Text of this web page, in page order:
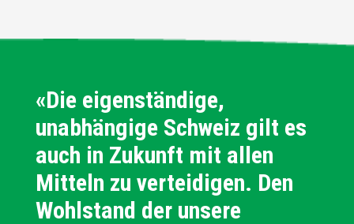
«Die eigenständige,
unabhängige Schweiz gilt es
auch in Zukunft mit allen
Mitteln zu verteidigen. Den
Wohlstand der unsere